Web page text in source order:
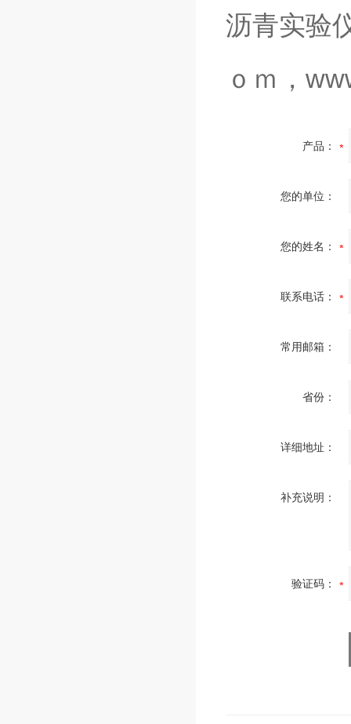
沥青实验
ｏｍ，
产品：
您的单位：
您的姓名：
联系电话：
常用邮箱：
省份：
详细地址：
补充说明：
验证码：